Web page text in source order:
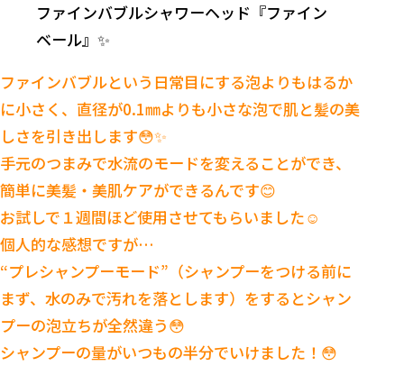
ファインバブルシャワーヘッド『ファイン
ベール』✨
ファインバブルという日常目にする泡よりもはるか
に小さく、直径が0.1㎜よりも小さな泡で肌と髪の美
しさを引き出します😳✨
手元のつまみで水流のモードを変えることができ、
簡単に美髪・美肌ケアができるんです😊
お試しで１週間ほど使用させてもらいました☺️
個人的な感想ですが…
“プレシャンプーモード”（シャンプーをつける前に
まず、水のみで汚れを落とします）をするとシャン
プーの泡立ちが全然違う😳
シャンプーの量がいつもの半分でいけました！😳